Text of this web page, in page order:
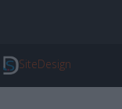
SiteDesign